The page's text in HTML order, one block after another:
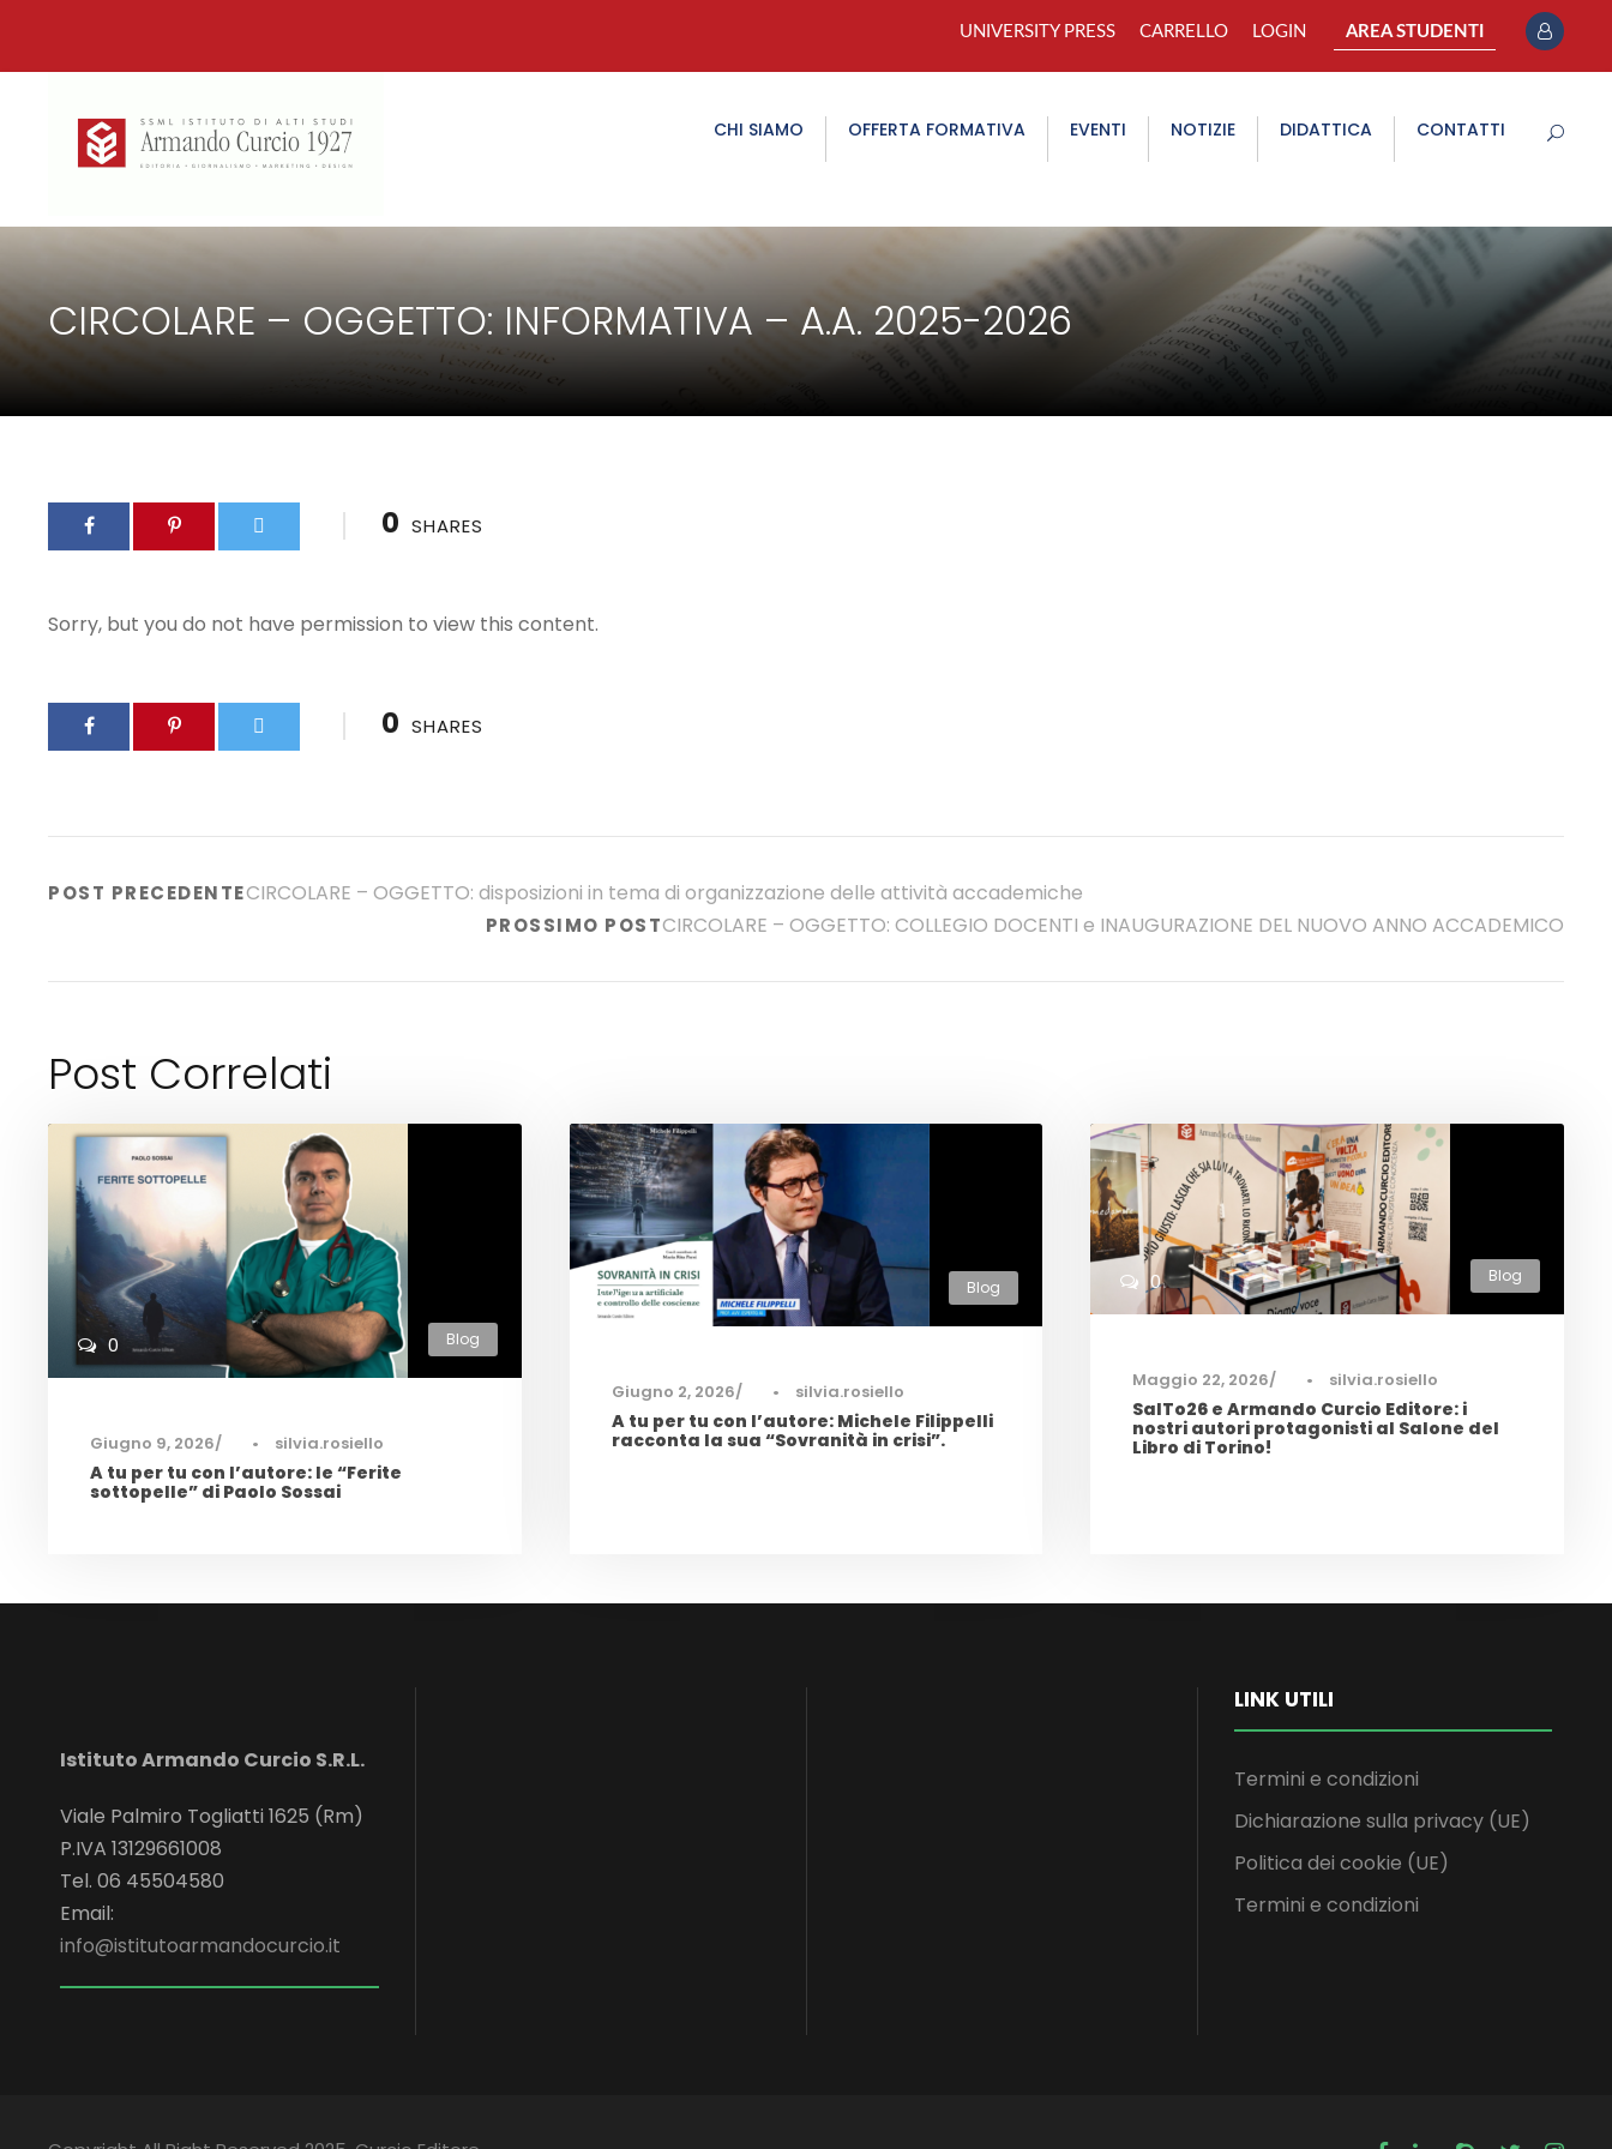
UNIVERSITY PRESS CARRELLO LOGIN AREA STUDENTI
CHI SIAMO OFFERTA FORMATIVA EVENTI NOTIZIE DIDATTICA CONTATTI
CIRCOLARE – OGGETTO: INFORMATIVA – A.A. 2025-2026
0 SHARES
Sorry, but you do not have permission to view this content.
0 SHARES
POST PRECEDENTECIRCOLARE – OGGETTO: disposizioni in tema di organizzazione delle attività accademiche
PROSSIMO POSTCIRCOLARE – OGGETTO: COLLEGIO DOCENTI e INAUGURAZIONE DEL NUOVO ANNO ACCADEMICO
Post Correlati
Blog
0
Giugno 9, 2026 • silvia.rosiello
A tu per tu con l’autore: le “Ferite
sottopelle” di Paolo Sossai
Blog
0
Giugno 2, 2026 • silvia.rosiello
A tu per tu con l’autore: Michele Filippelli
racconta la sua “Sovranità in crisi”.
Blog
0
Maggio 22, 2026 • silvia.rosiello
SalTo26 e Armando Curcio Editore: i
nostri autori protagonisti al Salone del
Libro di Torino!
Istituto Armando Curcio S.R.L.
Viale Palmiro Togliatti 1625 (Rm)
P.IVA 13129661008
Tel. 06 45504580
Email:
info@istitutoarmandocurcio.it
LINK UTILI
Termini e condizioni
Dichiarazione sulla privacy (UE)
Politica dei cookie (UE)
Termini e condizioni